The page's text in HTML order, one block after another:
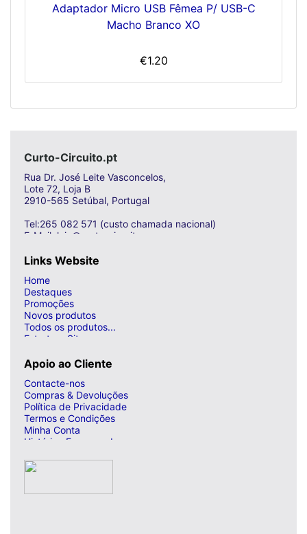
Adaptador Micro USB Fêmea P/ USB-C
Macho Branco XO
€1.20
Curto-Circuito.pt
Rua Dr. José Leite Vasconcelos,
Lote 72, Loja B
2910-565 Setúbal, Portugal
Tel:265 082 571 (custo chamada nacional)
E-Mail: loja@curto-circuito.com
Links Website
Home
Destaques
Promoções
Novos produtos
Todos os produtos...
Estrutura Site
Apoio ao Cliente
Contacte-nos
Compras & Devoluções
Política de Privacidade
Termos e Condições
Minha Conta
Histórico Encomendas